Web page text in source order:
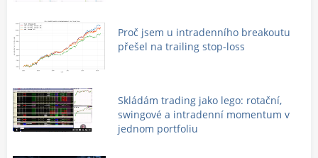
Proč jsem u intradenního breakoutu
přešel na trailing stop-loss
Skládám trading jako lego: rotační,
swingové a intradenní momentum v
jednom portfoliu